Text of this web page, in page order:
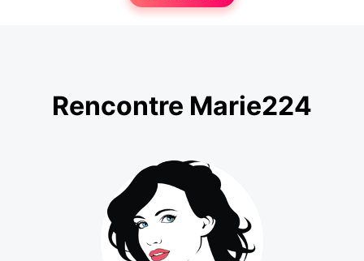
Rencontre Marie224